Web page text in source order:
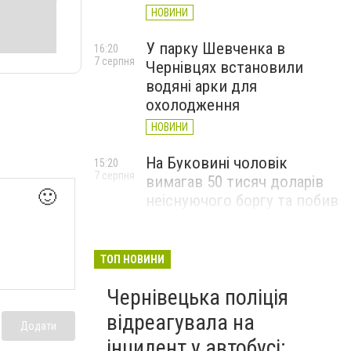
🙂
Додати
НОВИНИ
У парку Шевченка в
Чернівцях встановили
водяні арки для
охолодження
НОВИНИ
16:20
7 серпня
На Буковині чоловік
вимагав 50 тисяч доларів
неіснуючого боргу та побив
15:20
7 серпня
повалене дерево і
порятунок собаки: як
минула доба для
7 серпня
ТОП НОВИНИ
Чернівецька поліція
відреагувала на